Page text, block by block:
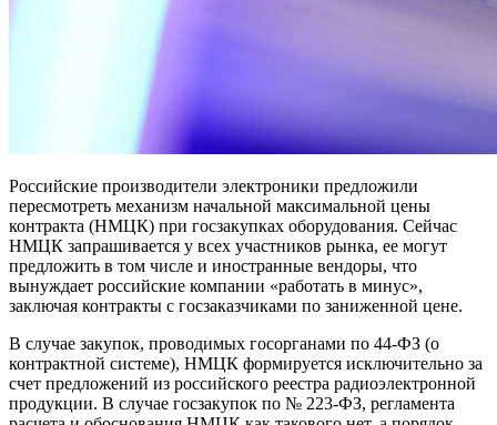
Российские производители электроники предложили
пересмотреть механизм начальной максимальной цены
контракта (НМЦК) при госзакупках оборудования. Сейчас
НМЦК запрашивается у всех участников рынка, ее могут
предложить в том числе и иностранные вендоры, что
вынуждает российские компании «работать в минус»,
заключая контракты с госзаказчиками по заниженной цене.
В случае закупок, проводимых госорганами по 44-ФЗ (о
контрактной системе), НМЦК формируется исключительно за
счет предложений из российского реестра радиоэлектронной
продукции. В случае госзакупок по № 223-ФЗ, регламента